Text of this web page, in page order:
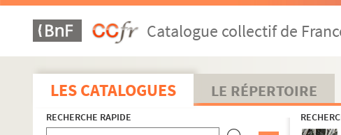
Catalogue collectif de
LES CATALOGUES LE RÉPERTOIRE
RECHERCHE RAPIDE